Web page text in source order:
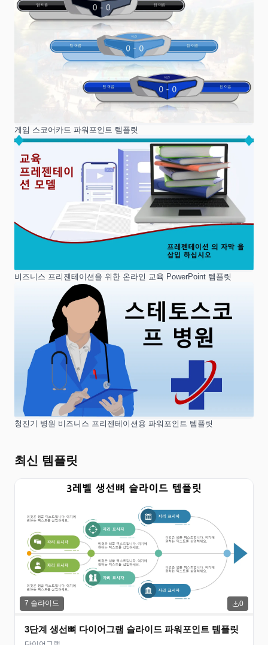
게임 스코어카드 파워포인트 템플릿
비즈니스 프리젠테이션을 위한 온라인 교육 PowerPoint 템플릿
청진기 병원 비즈니스 프리젠테이션용 파워포인트 템플릿
최신 템플릿
7 슬라이드 0
3단계 생선뼈 다이어그램 슬라이드 파워포인트 템플릿